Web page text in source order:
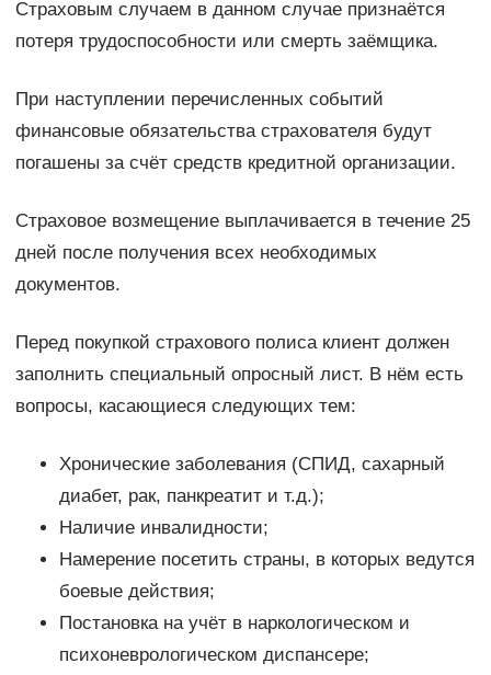
Страховым случаем в данном случае признаётся
потеря трудоспособности или смерть заёмщика.
При наступлении перечисленных событий
финансовые обязательства страхователя будут
погашены за счёт средств кредитной организации.
Страховое возмещение выплачивается в течение 25
дней после получения всех необходимых
документов.
Перед покупкой страхового полиса клиент должен
заполнить специальный опросный лист. В нём есть
вопросы, касающиеся следующих тем:
Хронические заболевания (СПИД, сахарный
диабет, рак, панкреатит и т.д.);
Наличие инвалидности;
Намерение посетить страны, в которых ведутся
боевые действия;
Постановка на учёт в наркологическом и
психоневрологическом диспансере;